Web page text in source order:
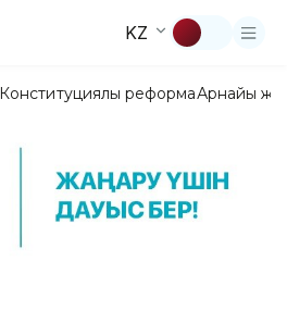
KZ
Конституциялық реформаАрнайы